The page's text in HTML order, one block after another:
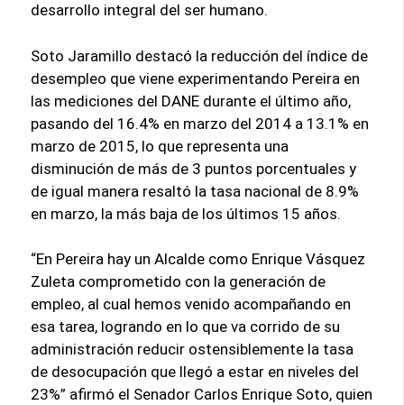
desarrollo integral del ser humano.
Soto Jaramillo destacó la reducción del índice de
desempleo que viene experimentando Pereira en
las mediciones del DANE durante el último año,
pasando del 16.4% en marzo del 2014 a 13.1% en
marzo de 2015, lo que representa una
disminución de más de 3 puntos porcentuales y
de igual manera resaltó la tasa nacional de 8.9%
en marzo, la más baja de los últimos 15 años.
“En Pereira hay un Alcalde como Enrique Vásquez
Zuleta comprometido con la generación de
empleo, al cual hemos venido acompañando en
esa tarea, logrando en lo que va corrido de su
administración reducir ostensiblemente la tasa
de desocupación que llegó a estar en niveles del
23%” afirmó el Senador Carlos Enrique Soto, quien